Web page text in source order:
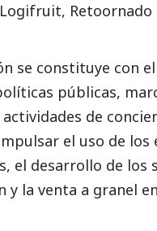
Logifruit, Retoornado
se constituye con
públicas,
de
el uso de los
el desarrollo de los
y la venta a granel